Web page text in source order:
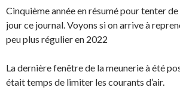
Cinquième année en résumé pour tenter
jour ce journal. Voyons si on arrive à
peu plus régulier en 2022
La dernière fenêtre de la meunerie à été
était temps de limiter les courants d’air.